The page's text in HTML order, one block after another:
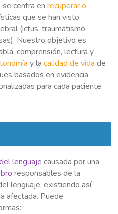
se centra en recuperar o
que se han visto
(ictus, traumatismo
Nuestro objetivo es
comprensión, lectura y
y la calidad de vida de
basados en evidencia,
para cada paciente.
lenguaje causada por una
responsables de la
lenguaje, existiendo así
afectada. Puede